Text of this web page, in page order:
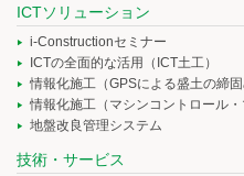
ICTソリューション
i-Constructionセミナー
ICTの全面的な活用（ICT土工）
情報化施工（GPSによる盛土の締固
情報化施工（マシンコントロール・
地盤改良管理システム
技術・サービス